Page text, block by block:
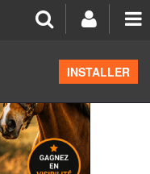
INSTALLER